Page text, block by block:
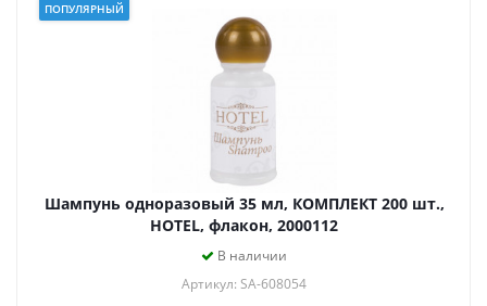
ПОПУЛЯРНЫЙ
Шампунь одноразовый 35 мл, КОМПЛЕКТ 200 шт.,
HOTEL, флакон, 2000112
В наличии
Артикул: SA-608054